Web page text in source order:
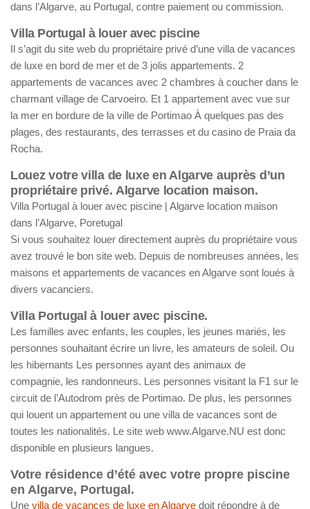
dans l’Algarve, au Portugal, contre paiement ou commission.
Villa Portugal à louer avec piscine
Il s’agit du site web du propriétaire privé d’une villa de vacances
de luxe en bord de mer et de 3 jolis appartements. 2
appartements de vacances avec 2 chambres à coucher dans le
charmant village de Carvoeiro. Et 1 appartement avec vue sur
la mer en bordure de la ville de Portimao À quelques pas des
plages, des restaurants, des terrasses et du casino de Praia da
Rocha.
Louez votre villa de luxe en Algarve auprès d’un
propriétaire privé. Algarve location maison.
Villa Portugal à louer avec piscine | Algarve location maison
dans l’Algarve, Poretugal
Si vous souhaitez louer directement auprès du propriétaire vous
avez trouvé le bon site web. Depuis de nombreuses années, les
maisons et appartements de vacances en Algarve sont loués à
divers vacanciers.
Villa Portugal à louer avec piscine.
Les familles avec enfants, les couples, les jeunes mariés, les
personnes souhaitant écrire un livre, les amateurs de soleil. Ou
les hibernants Les personnes ayant des animaux de
compagnie, les randonneurs. Les personnes visitant la F1 sur le
circuit de l’Autodrom près de Portimao. De plus, les personnes
qui louent un appartement ou une villa de vacances sont de
toutes les nationalités. Le site web www.Algarve.NU est donc
disponible en plusieurs langues.
Votre résidence d’été avec votre propre piscine
en Algarve, Portugal.
Une villa de vacances de luxe en Algarve doit répondre à de